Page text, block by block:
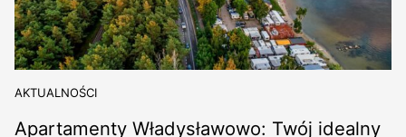
AKTUALNOŚCI
Apartamenty Władysławowo: Twój idealny